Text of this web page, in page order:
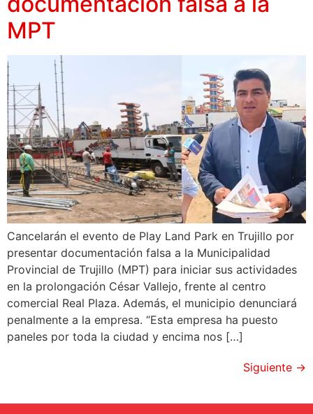
MPT
Cancelarán el evento de Play Land Park en Trujillo por
presentar documentación falsa a la Municipalidad
Provincial de Trujillo (MPT) para iniciar sus actividades
en la prolongación César Vallejo, frente al centro
comercial Real Plaza. Además, el municipio denunciará
penalmente a la empresa. “Esta empresa ha puesto
paneles por toda la ciudad y encima nos […]
Siguiente →